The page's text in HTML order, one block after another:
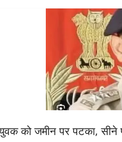
युवक को जमीन पर पटका, सीने